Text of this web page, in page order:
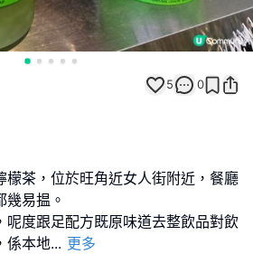
5 0
檬茶，位於旺角近女人街附近，餐廳
幾易揾。
呢度跟足配方既原味道去整飲品對飲
係本地... 更多